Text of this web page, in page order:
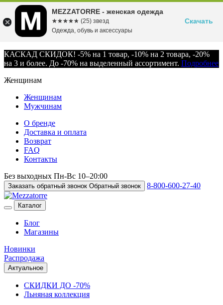
КАСКАД СКИДОК! -5% на 1 товар, -10% на 2 товара, -20%
на 3 и более. До -70% на выделенный ассортимент. Подробнее
Женщинам
Женщинам
Мужчинам
О бренде
Доставка и оплата
Возврат
FAQ
Контакты
Без выходных Пн-Вс 10–20:00
Заказать обратный звонок Обратный звонок 8-800-600-27-40
Каталог
Блог
Магазины
Новинки
Распродажа
Актуальное
СКИДКИ ДО -70%
Льняная коллекция
MEZZATORRE - женская одежда
☆☆☆☆☆
★★★★★ (25) звезд
Одежда, обувь и аксессуары
Скачать